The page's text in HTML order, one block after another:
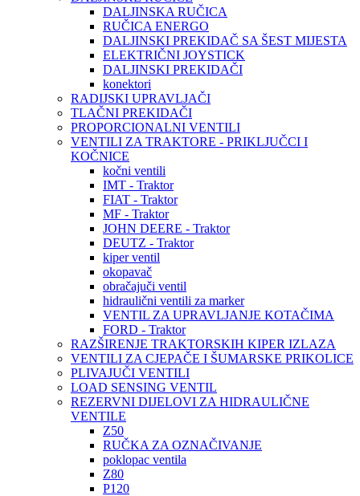
DALJINSKA RUČICA
RUČICA ENERGO
DALJINSKI PREKIDAČ SA ŠEST MIJESTA
ELEKTRIČNI JOYSTICK
DALJINSKI PREKIDAČI
konektori
RADIJSKI UPRAVLJAČI
TLAČNI PREKIDAČI
PROPORCIONALNI VENTILI
VENTILI ZA TRAKTORE - PRIKLJUČCI I
KOČNICE
kočni ventili
IMT - Traktor
FIAT - Traktor
MF - Traktor
JOHN DEERE - Traktor
DEUTZ - Traktor
kiper ventil
okopavač
obračajuči ventil
hidraulični ventili za marker
VENTIL ZA UPRAVLJANJE KOTAČIMA
FORD - Traktor
RAZŠIRENJE TRAKTORSKIH KIPER IZLAZA
VENTILI ZA CJEPAČE I ŠUMARSKE PRIKOLICE
PLIVAJUČI VENTILI
LOAD SENSING VENTIL
REZERVNI DIJELOVI ZA HIDRAULIČNE
VENTILE
Z50
RUČKA ZA OZNAČIVANJE
poklopac ventila
Z80
P120